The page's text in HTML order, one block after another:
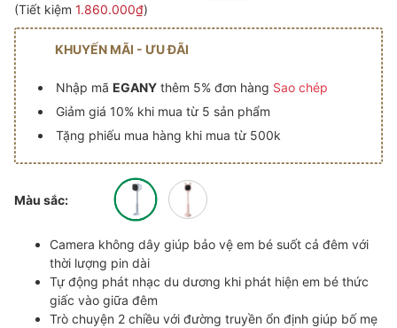
(Tiết kiệm 1.860.000₫)
KHUYẾN MÃI - ƯU ĐÃI
Nhập mã EGANYthêm 5% đơn hàng Sao chép
Giảm giá 10% khi mua từ 5 sản phẩm
Tặng phiếu mua hàng khi mua từ 500k
Màu sắc:
Camera không dây giúp bảo vệ em bé suốt cả đêm với
thời lượng pin dài
Tự động phát nhạc du dương khi phát hiện em bé thức
giấc vào giữa đêm
Trò chuyện 2 chiều với đường truyền ổn định giúp bố mẹ